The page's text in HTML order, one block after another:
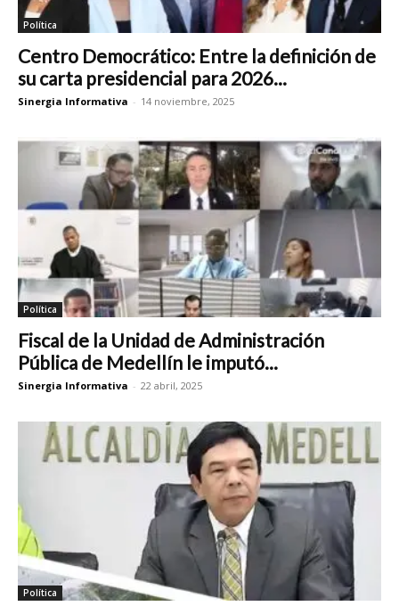
Política
Centro Democrático: Entre la definición de
su carta presidencial para 2026...
Sinergia Informativa - 14 noviembre, 2025
Política
Fiscal de la Unidad de Administración
Pública de Medellín le imputó...
Sinergia Informativa - 22 abril, 2025
Política